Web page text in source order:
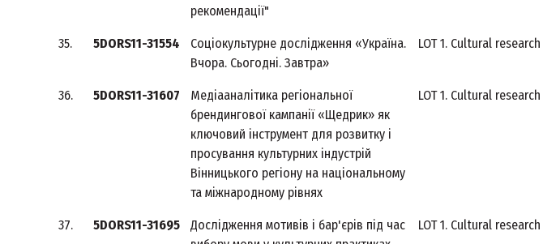
рекомендації"
35. 5DORS11-31554
Соціокультурне дослідження «Україна.
Вчора. Сьогодні. Завтра»
LOT 1. Cultural research
36. 5DORS11-31607
Медіааналітика регіональної
брендингової кaмпанії «Щедрик» як
ключовий інструмент для розвитку і
просування культурних індустрій
Вінницького регіону на національному
та міжнародному рівнях
LOT 1. Cultural research
37. 5DORS11-31695
Дослідження мотивів і бар'єрів під час
LOT 1. Cultural research